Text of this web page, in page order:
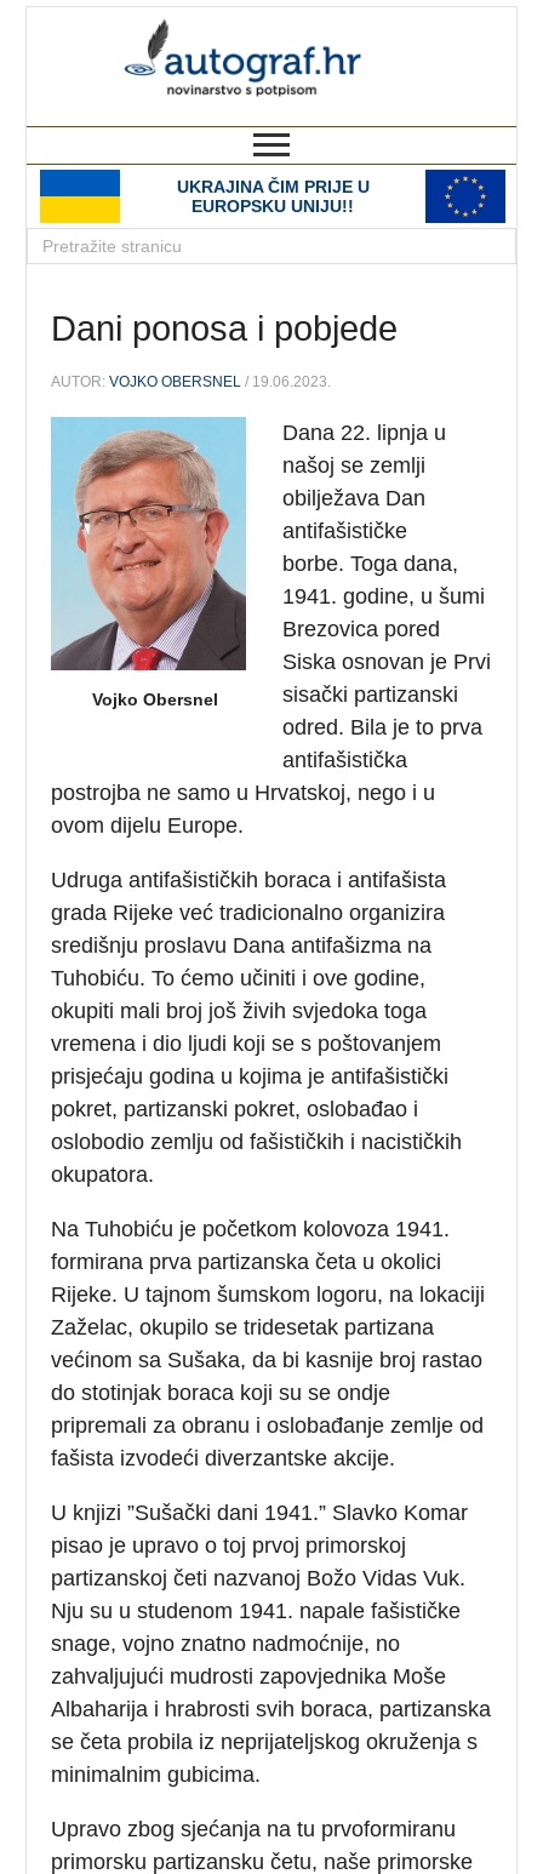
UKRAJINA ČIM PRIJE U
EUROPSKU UNIJU!!
Dani ponosa i pobjede
AUTOR:VOJKO OBERSNEL / 19.06.2023.
Vojko Obersnel
Dana 22. lipnja u
našoj se zemlji
obilježava Dan
antifašističke
borbe. Toga dana,
1941. godine, u šumi
Brezovica pored
Siska osnovan je Prvi
sisački partizanski
odred. Bila je to prva
antifašistička
postrojba ne samo u Hrvatskoj, nego i u
ovom dijelu Europe.
Udruga antifašističkih boraca i antifašista
grada Rijeke već tradicionalno organizira
središnju proslavu Dana antifašizma na
Tuhobiću. To ćemo učiniti i ove godine,
okupiti mali broj još živih svjedoka toga
vremena i dio ljudi koji se s poštovanjem
prisjećaju godina u kojima je antifašistički
pokret, partizanski pokret, oslobađao i
oslobodio zemlju od fašističkih i nacističkih
okupatora.
Na Tuhobiću je početkom kolovoza 1941.
formirana prva partizanska četa u okolici
Rijeke. U tajnom šumskom logoru, na lokaciji
Zaželac, okupilo se tridesetak partizana
većinom sa Sušaka, da bi kasnije broj rastao
do stotinjak boraca koji su se ondje
pripremali za obranu i oslobađanje zemlje od
fašista izvodeći diverzantske akcije.
U knjizi ”Sušački dani 1941.” Slavko Komar
pisao je upravo o toj prvoj primorskoj
partizanskoj četi nazvanoj Božo Vidas Vuk.
Nju su u studenom 1941. napale fašističke
snage, vojno znatno nadmoćnije, no
zahvaljujući mudrosti zapovjednika Moše
Albaharija i hrabrosti svih boraca, partizanska
se četa probila iz neprijateljskog okruženja s
minimalnim gubicima.
Upravo zbog sjećanja na tu prvoformiranu
primorsku partizansku četu, naše primorske